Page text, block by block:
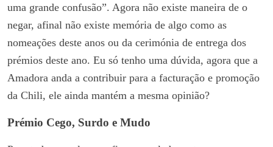
uma grande confusão”. Agora não existe maneira de o
negar, afinal não existe memória de algo como as
nomeações deste anos ou da cerimónia de entrega dos
prémios deste ano. Eu só tenho uma dúvida, agora que a
Amadora anda a contribuir para a facturação e promoção
da Chili, ele ainda mantém a mesma opinião?
Prémio Cego, Surdo e Mudo